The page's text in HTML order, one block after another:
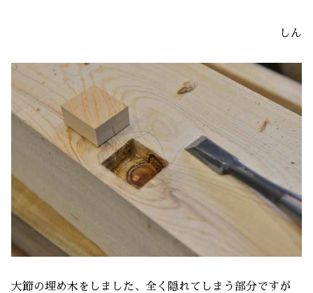
しん
大節の埋め木をしました、全く隠れてしまう部分ですが